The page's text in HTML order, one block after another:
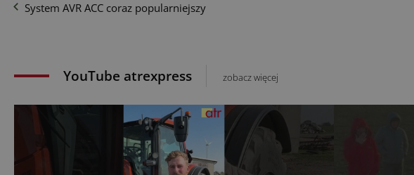
System AVR ACC coraz popularniejszy
YouTube atrexpress zobacz więcej